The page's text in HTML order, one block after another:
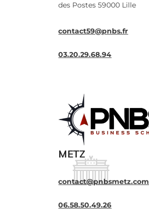
des Postes 59000 Lille
contact59@pnbs.fr
03.20.29.68.94
METZ
contact@pnbsmetz.com
06.58.50.49.26